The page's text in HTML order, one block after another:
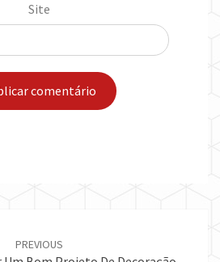
Site
PREVIOUS